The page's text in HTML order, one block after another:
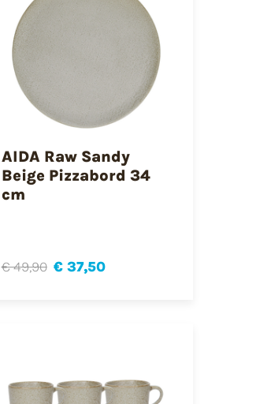
AIDA Raw Sandy
Beige Pizzabord 34
cm
€ 49,90 € 37,50